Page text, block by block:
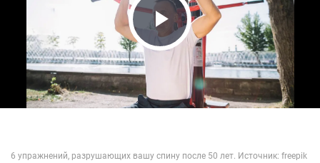
Play Video